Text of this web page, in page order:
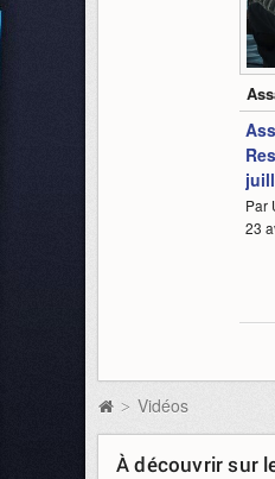
Par
23
> Vidéos
À découvrir sur